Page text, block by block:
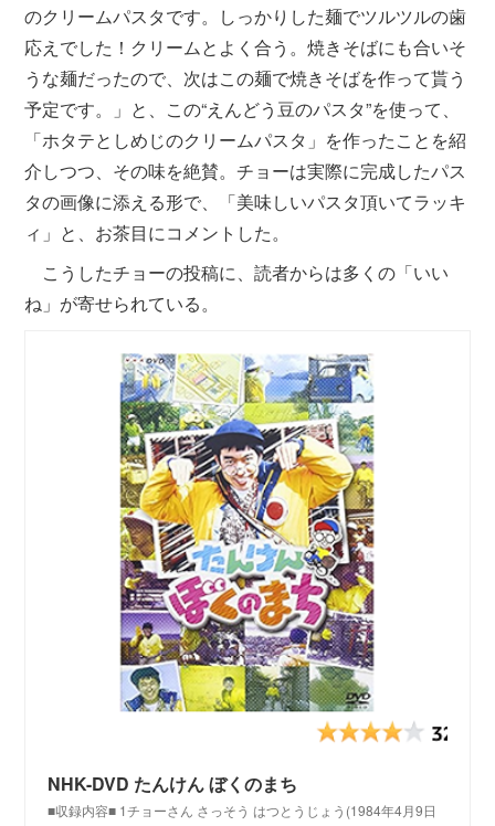
のクリームパスタです。しっかりした麺でツルツルの歯
応えでした！クリームとよく合う。焼きそばにも合いそ
うな麺だったので、次はこの麺で焼きそばを作って貰う
予定です。」と、この“えんどう豆のパスタ”を使って、
「ホタテとしめじのクリームパスタ」を作ったことを紹
介しつつ、その味を絶賛。チョーは実際に完成したパス
タの画像に添える形で、「美味しいパスタ頂いてラッキ
ィ」と、お茶目にコメントした。
こうしたチョーの投稿に、読者からは多くの「いい
ね」が寄せられている。
NHK-DVD たんけん ぼくのまち
■収録内容■ 1チョーさん さっそう はつとうじょう(1984年4月9日